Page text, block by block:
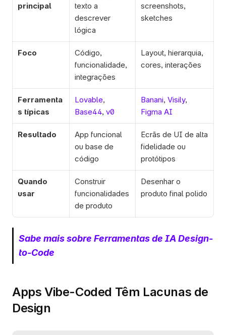
principal
texto a
descrever
lógica
screenshots,
sketches
Foco
Código,
funcionalidade,
integrações
Layout, hierarquia,
cores, interações
Ferramenta
s típicas
Lovable
Base44, v0
Banani, Visily
Figma AI
Resultado
App funcional
ou base de
código
Ecrãs de UI de alta
fidelidade ou
protótipos
Quando
usar
Construir
funcionalidades
de produto
Desenhar o
produto final polido
Sabe mais sobre Ferramentas de IA Design-
to-Code
Apps Vibe-Coded Têm Lacunas de
Design